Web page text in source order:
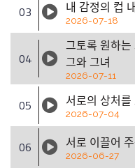
03 내 감정의 컵
2026-07-18
04
그토록
그와 그녀
2026-07-11
05 서로의
2026-07-04
06 서로 이끌어
2026-06-27